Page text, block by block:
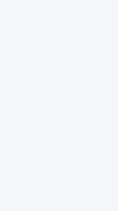
که در معرض
گام‌های مهم برای